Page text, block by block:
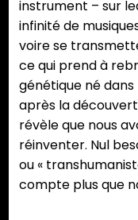
instrument – sur
infinité de
voire se
ce qui prend à
génétique né dans
après la
révèle que nous
réinventer. Nul
ou «
compte plus que